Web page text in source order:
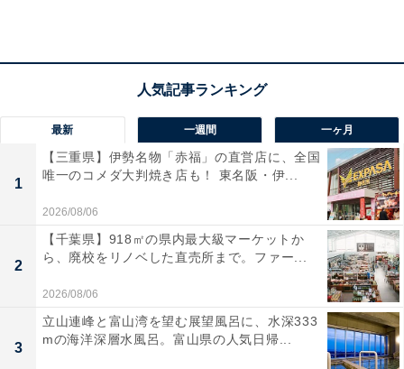
交通手段：JR福島駅より車で約30分／東北自動車道 福
島西ICより車で約20分
大人1名（参考価格）：1万4300円
※プラン・部屋により価格は変動します
チェックイン・チェックアウト
チェックイン：15:00
チェックアウト：10:00
※プランにより時間が異なる可能性があります
最新 一週間 一ヶ月
1
【三重県】伊勢名物「赤福」の直営店に、全国
唯一のコメダ大判焼き店も！ 東名阪・伊...
2026/08/06
2
【千葉県】918㎡の県内最大級マーケットか
ら、廃校をリノベした直売所まで。ファー...
2026/08/06
3
立山連峰と富山湾を望む展望風呂に、水深333
mの海洋深層水風呂。富山県の人気日帰...